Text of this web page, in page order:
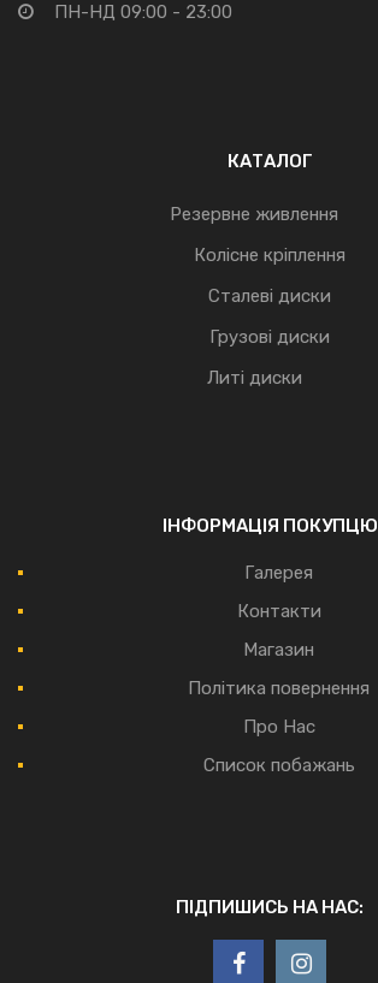
ПН-НД 09:00 - 23:00
КАТАЛОГ
Резервне живлення
Колісне кріплення
Сталеві диски
Грузові диски
Литі диски
ІНФОРМАЦІЯ ПОКУПЦЮ
Галерея
Контакти
Магазин
Політика повернення
Про Нас
Список побажань
ПІДПИШИСЬ НА НАС: